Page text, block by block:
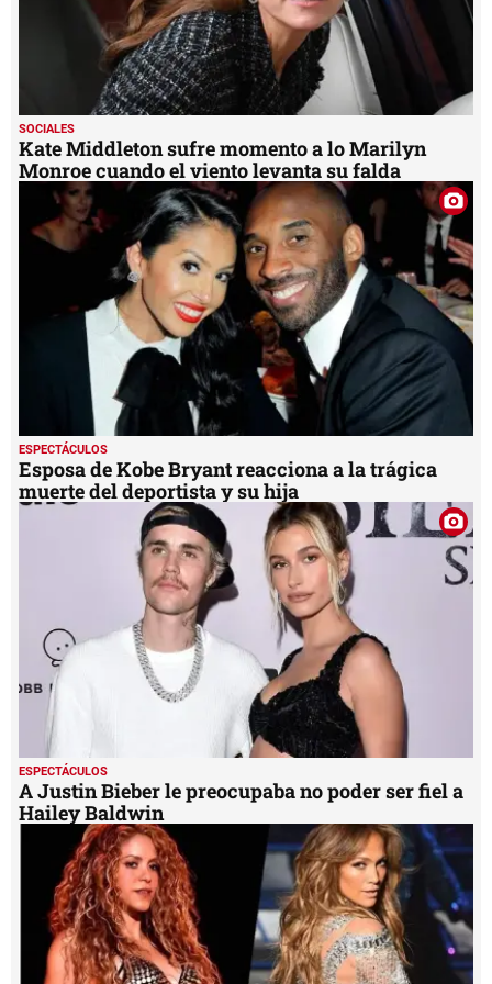
SOCIALES
Kate Middleton sufre momento a lo Marilyn
Monroe cuando el viento levanta su falda
ESPECTÁCULOS
Esposa de Kobe Bryant reacciona a la trágica
muerte del deportista y su hija
ESPECTÁCULOS
A Justin Bieber le preocupaba no poder ser fiel a
Hailey Baldwin